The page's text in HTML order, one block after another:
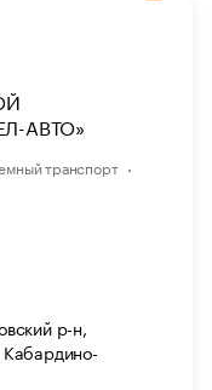
АВТО»
транспорт
р-н,